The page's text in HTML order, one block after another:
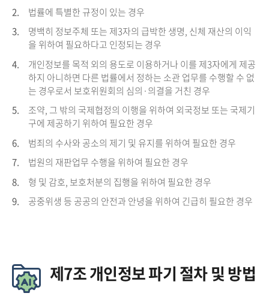
2.
법률에 특별한 규정이 있는 경우
3.
명백히 정보주체 또는 제3자의 급박한 생명, 신체 재산의 이익
을 위하여 필요하다고 인정되는 경우
4.
개인정보를 목적 외의 용도로 이용하거나 이를 제3자에게 제공
하지 아니하면 다른 법률에서 정하는 소관 업무를 수행할 수 없
는 경우로서 보호위원회의 심의·의결을 거친 경우
5.
조약, 그 밖의 국제협정의 이행을 위하여 외국정보 또는 국제기
구에 제공하기 위하여 필요한 경우
6.
범죄의 수사와 공소의 제기 및 유지를 위하여 필요한 경우
7.
법원의 재판업무 수행을 위하여 필요한 경우
8.
형 및 감호, 보호처분의 집행을 위하여 필요한 경우
9.
공중위생 등 공공의 안전과 안녕을 위하여 긴급히 필요한 경우
제7조 개인정보 파기 절차 및 방법